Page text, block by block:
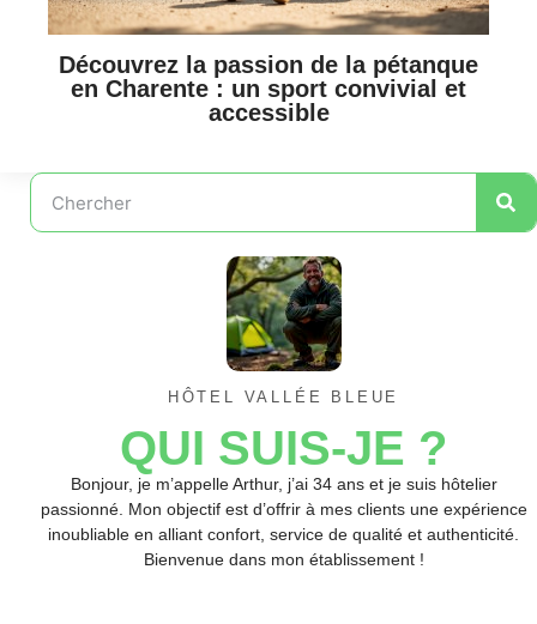
Découvrez la passion de la pétanque
en Charente : un sport convivial et
accessible
HÔTEL VALLÉE BLEUE
QUI SUIS-JE ?
Bonjour, je m’appelle Arthur, j’ai 34 ans et je suis hôtelier
passionné. Mon objectif est d’offrir à mes clients une expérience
inoubliable en alliant confort, service de qualité et authenticité.
Bienvenue dans mon établissement !